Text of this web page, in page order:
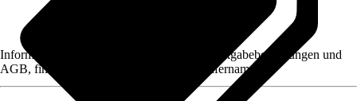
Informationen des Verkäufers, wie z. B. Rückgabebedingungen und
AGB, finden Sie bei Klick auf den Verkäufernamen.